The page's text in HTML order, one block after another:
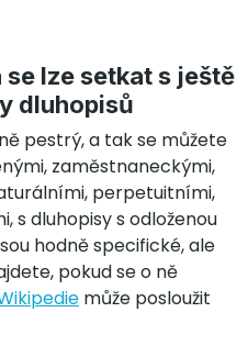
lze setkat s ještě
dluhopisů
pestrý, a tak se můžete
zaměstnaneckými,
perpetuitními,
s dluhopisy s odloženou
hodně specifické, ale
pokud se o ně
může posloužit